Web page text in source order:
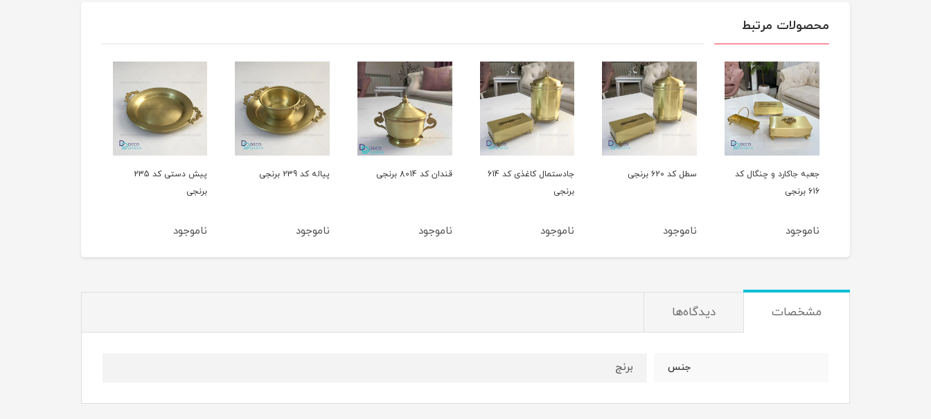
محصولات مرتبط
جعبه جاکارد و چنگال کد
ناموجود
سطل کد 620 برنجی
ناموجود
جادستمال کاغذی کد 614
ناموجود
قندان کد 8014 برنجی
ناموجود
پیاله کد 239 برنجی
ناموجود
پیش دستی کد 235
ناموجود
مشخصات دیدگاه‌ها
جنس برنج